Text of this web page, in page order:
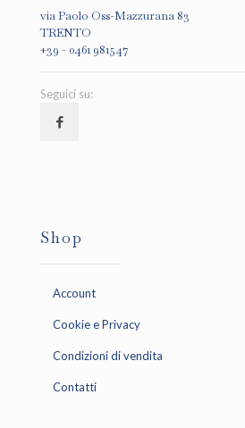
via Paolo Oss-Mazzurana 83
TRENTO
+39 - 0461 981547
Seguici su:
Shop
Account
Cookie e Privacy
Condizioni di vendita
Contatti